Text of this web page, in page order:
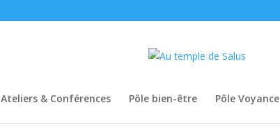
Ateliers & Conférences Pôle bien-être Pôle Voyance